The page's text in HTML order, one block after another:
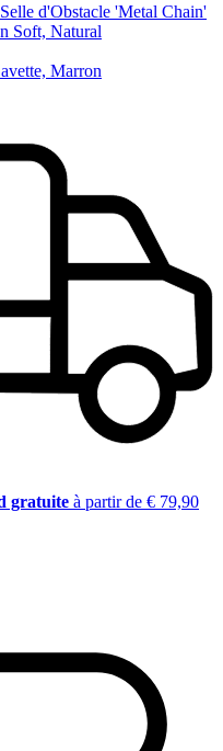
d'Obstacle 'Metal Chain'
Soft, Natural
Marron
gratuite à partir de € 79,90